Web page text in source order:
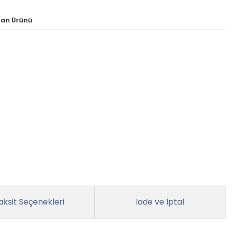
Ürünü
Seçenekleri İade ve İptal